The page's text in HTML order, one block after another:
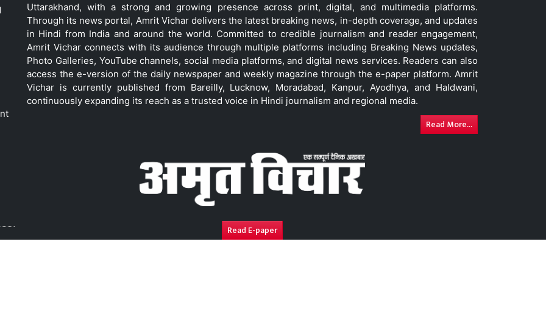
Uttarakhand, with a strong and growing presence across print, digital, and multimedia platforms.
Through its news portal, Amrit Vichar delivers the latest breaking news, in-depth coverage, and updates
in Hindi from India and around the world. Committed to credible journalism and reader engagement,
Amrit Vichar connects with its audience through multiple platforms including Breaking News updates,
Photo Galleries, YouTube channels, social media platforms, and digital news services. Readers can also
access the e-version of the daily newspaper and weekly magazine through the e-paper platform. Amrit
Vichar is currently published from Bareilly, Lucknow, Moradabad, Kanpur, Ayodhya, and Haldwani,
continuously expanding its reach as a trusted voice in Hindi journalism and regional media.
Read More...
Read E-paper